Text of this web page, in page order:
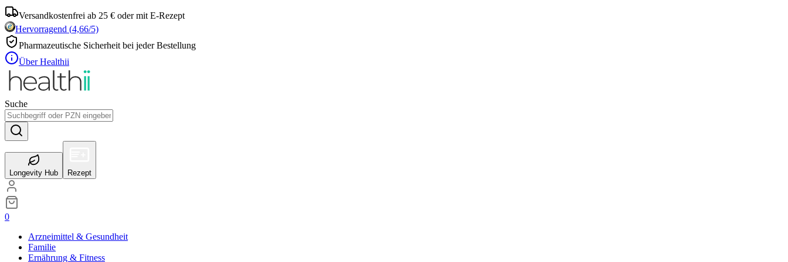
Versandkostenfrei ab 25 € oder mit E-Rezept
Hervorragend (4,66/5)
Pharmazeutische Sicherheit bei jeder Bestellung
Über Healthii
Suche
Longevity Hub Rezept
0
Arzneimittel & Gesundheit
Familie
Ernährung & Fitness